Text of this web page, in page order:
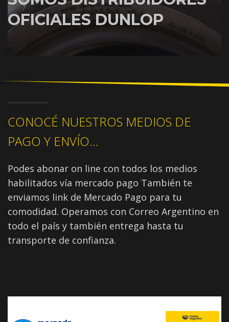
OFICIALES DUNLOP
CONOCÉ NUESTROS MEDIOS DE
PAGO Y ENVÍO...
Podes abonar on line con todos los medios
habilitados vía mercado pago También te
enviamos link de Mercado Pago para tu
comodidad. Operamos con Correo Argentino en
todo el país y también entrega hasta tu
transporte de confianza.